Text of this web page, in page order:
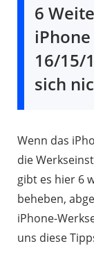
6
iPhone
16/15/
sich
Wenn das
die
gibt es hier 6
beheben,
iPhone-
uns diese